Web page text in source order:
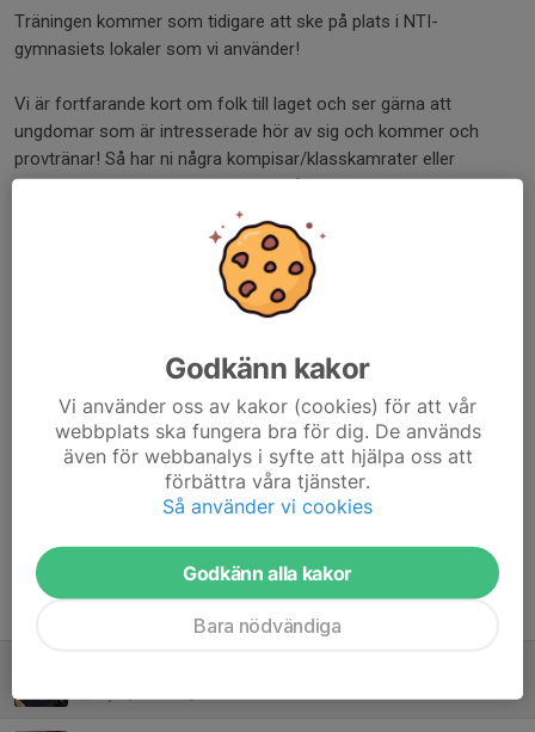
Träningen kommer som tidigare att ske på plats i NTI-
gymnasiets lokaler som vi använder!
Vi är fortfarande kort om folk till laget och ser gärna att
ungdomar som är intresserade hör av sig och kommer och
provtränar! Så har ni några kompisar/klasskamrater eller
familjemedlemmar som spelar cs så tveka inte att berätta för
Vi har inga krav på hur bra du ska vara, vi träffas, tränar och lär
av varandra för att bli bättre och ha roligt!
Vid frågor hör gärna av er till mig på
Niclas.jemth@carlstadkings.com
Nu laddar vi för terminstart! Mvh Niclas
Tidigare nyheter
Godkänn kakor
Vi använder oss av kakor (cookies) för att vår
webbplats ska fungera bra för dig. De används
även för webbanalys i syfte att hjälpa oss att
förbättra våra tjänster.
Så använder vi cookies
Godkänn alla kakor
Bara nödvändiga